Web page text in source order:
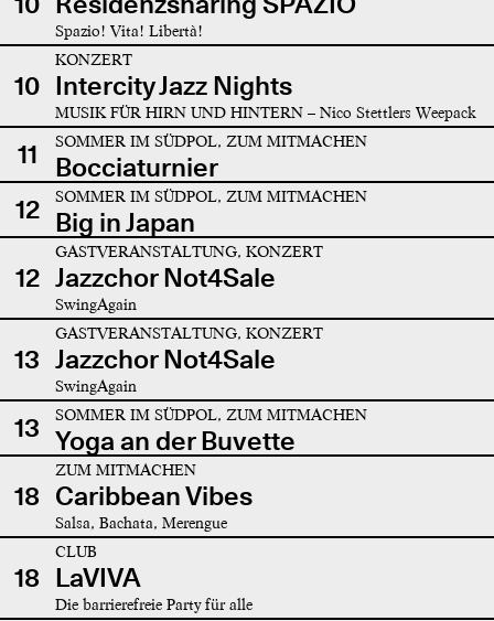
Spazio! Vita! Libertà!
10
KONZERT
Intercity Jazz Nights
MUSIK FÜR HIRN UND HINTERN – Nico Stettlers Weepack
11 SOMMER IM SÜDPOL, ZUM MITMACHEN
Bocciaturnier
12
SOMMER IM SÜDPOL, ZUM MITMACHEN
Big in Japan
12
GASTVERANSTALTUNG, KONZERT
Jazzchor Not4Sale
SwingAgain
13
GASTVERANSTALTUNG, KONZERT
Jazzchor Not4Sale
SwingAgain
13 SOMMER IM SÜDPOL, ZUM MITMACHEN
Yoga an der Buvette
18
ZUM MITMACHEN
Caribbean Vibes
Salsa, Bachata, Merengue
18
CLUB
LaVIVA
Die barrierefreie Party für alle